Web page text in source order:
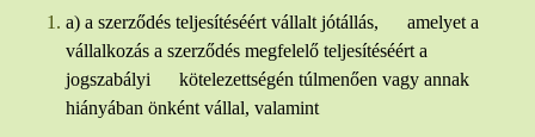
a) a szerződés teljesítéséért vállalt jótállás, amelyet a
vállalkozás a szerződés megfelelő teljesítéséért a
jogszabályi kötelezettségén túlmenően vagy annak
hiányában önként vállal, valamint